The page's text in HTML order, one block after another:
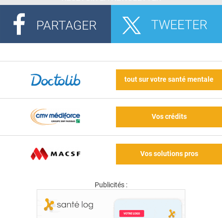
tout sur votre santé mentale
Vos crédits
Vos solutions pros
Publicités :